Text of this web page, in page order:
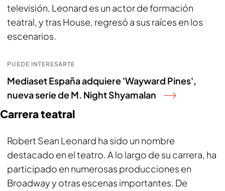
televisión, Leonard es un actor de formación
teatral, y tras House, regresó a sus raíces en los
escenarios.
PUEDE INTERESARTE
Mediaset España adquiere 'Wayward Pines',
nueva serie de M. Night Shyamalan
Carrera teatral
Robert Sean Leonard ha sido un nombre
destacado en el teatro. A lo largo de su carrera, ha
participado en numerosas producciones en
Broadway y otras escenas importantes. De